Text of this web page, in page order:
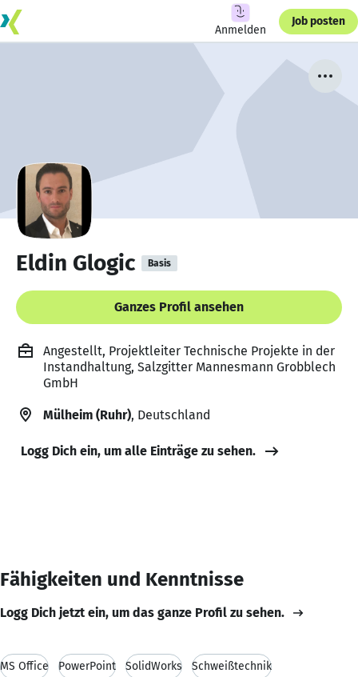
Anmelden
Job posten
Eldin Glogic Basis
Ganzes Profil ansehen
Angestellt, Projektleiter Technische Projekte in der
Instandhaltung, Salzgitter Mannesmann Grobblech
GmbH
Mülheim (Ruhr), Deutschland
Logg Dich ein, um alle Einträge zu sehen.
Fähigkeiten und Kenntnisse
Logg Dich jetzt ein, um das ganze Profil zu sehen.
MS Office PowerPoint SolidWorks Schweißtechnik